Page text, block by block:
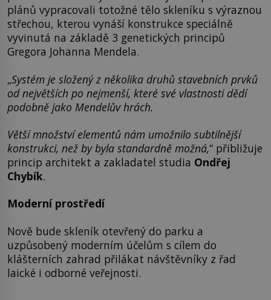
plánů vypracovali totožné tělo skleníku s výraznou
střechou, kterou vynáší konstrukce speciálně
vyvinutá na základě 3 genetických principů
Gregora Johanna Mendela.
„Systém je složený z několika druhů stavebních prvků
od největších po nejmenší, které své vlastnosti dědí
podobně jako Mendelův hrách.
Větší množství elementů nám umožnilo subtilnější
konstrukci, než by byla standardně možná,“ přibližuje
princip architekt a zakladatel studia Ondřej
Chybík.
Moderní prostředí
Nově bude skleník otevřený do parku a
uzpůsobený moderním účelům s cílem do
klášterních zahrad přilákat návštěvníky z řad
laické i odborné veřejnosti.